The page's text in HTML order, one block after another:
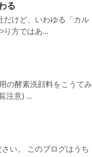
る
だけど、いわゆる「カル
り方ではあ...
の酵素洗顔料をこうてみ
注意) ...
い。 このブログはうち